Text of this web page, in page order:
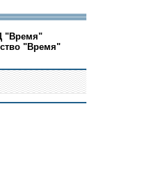
"Время"
"Время"